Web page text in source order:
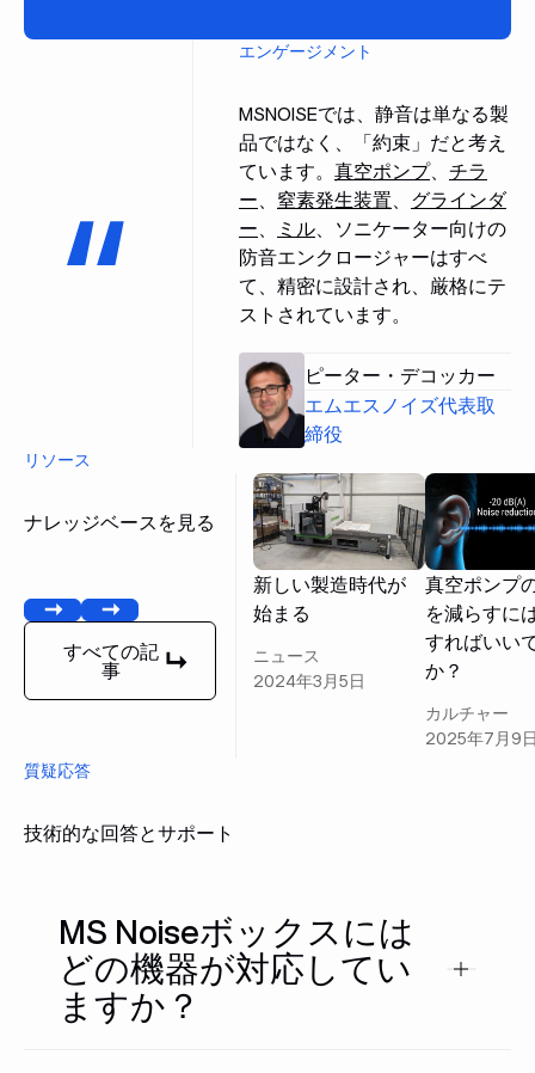
エンゲージメント
MSNOISEでは、静音は単なる製
品ではなく、「約束」だと考え
ています。 真空ポンプ、 チラ
ー
窒素発生装置
グラインダ
ー
ミル、ソニケーター向けの
防音エンクロージャーはすべ
て、精密に設計され、厳格にテ
ストされています。
ピーター・デコッカー
エムエスノイズ代表取
締役
リソース
ナレッジベースを見る
前へ
[次へ]
すべての記事
すべての記
事
新しい製造時代が
始まる
ニュース
2024年3月5日
真空ポンプ
を減らすに
すればいい
か？
カルチャー
2025年7月9
質疑応答
技術的な回答とサポート
MS Noiseボックスには
どの機器が対応してい
ますか？